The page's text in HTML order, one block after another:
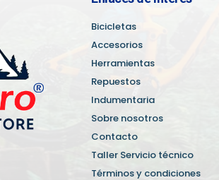
Bicicletas
Accesorios
Herramientas
Repuestos
Indumentaria
Sobre nosotros
Contacto
Taller Servicio técnico
Términos y condiciones